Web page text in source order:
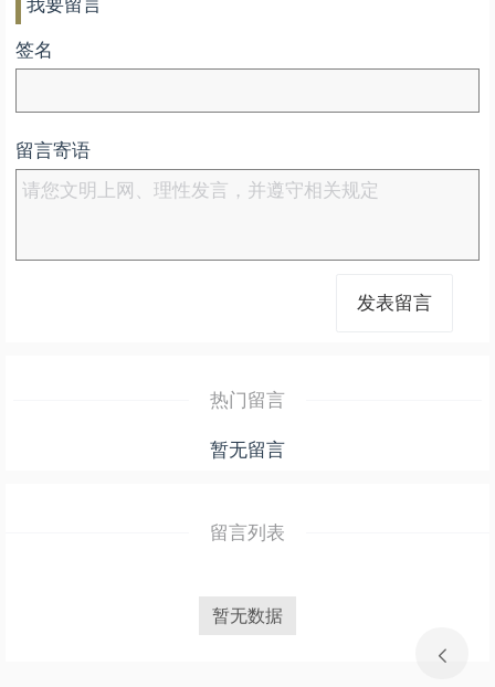
我要留言
签名
留言寄语
发表留言
热门留言
暂无留言
留言列表
暂无数据